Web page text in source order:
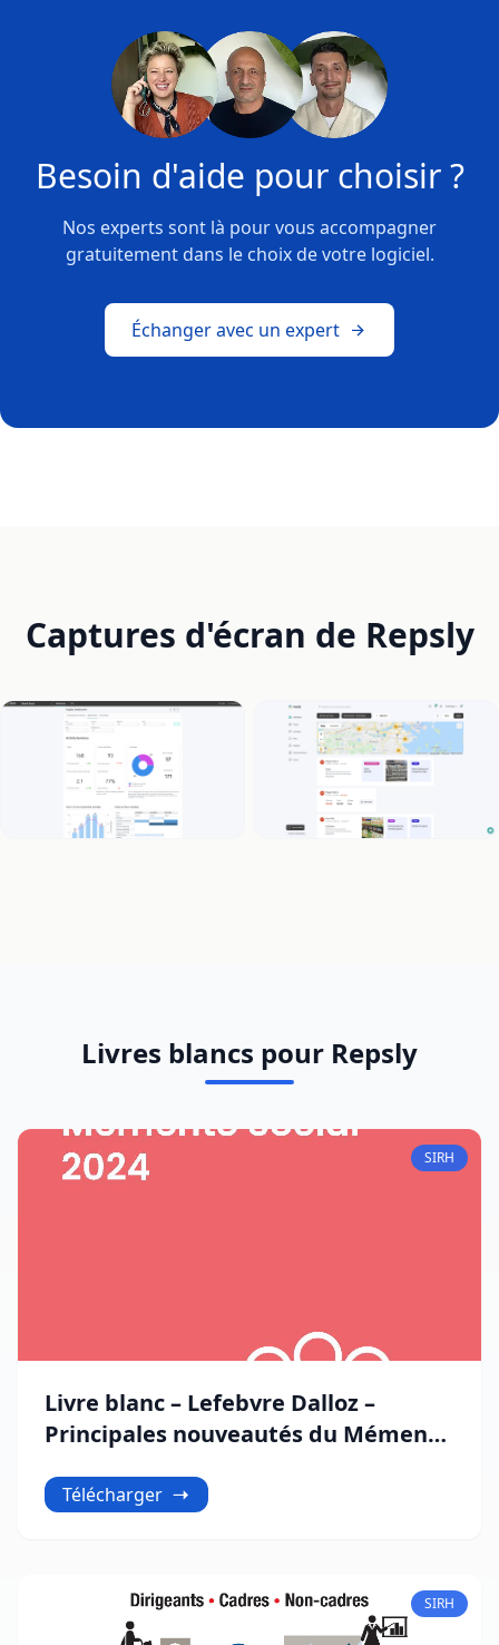
Besoin d'aide pour choisir ?
Nos experts sont là pour vous accompagner
gratuitement dans le choix de votre logiciel.
Échanger avec un expert
Captures d'écran de Repsly
Livres blancs pour Repsly
SIRH
Livre blanc – Lefebvre Dalloz –
Principales nouveautés du Mémento
Télécharger
SIRH